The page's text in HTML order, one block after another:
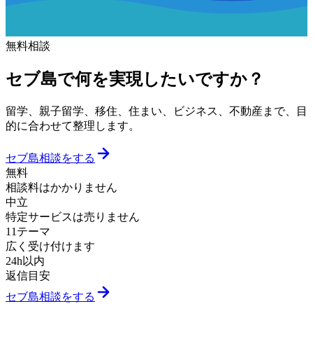
無料相談
セブ島で何を実現したいですか？
留学、親子留学、移住、住まい、ビジネス、不動産まで、目
的に合わせて整理します。
セブ島相談をする
無料
相談料はかかりません
中立
特定サービスは売りません
11テーマ
広く受け付けます
24h以内
返信目安
セブ島相談をする